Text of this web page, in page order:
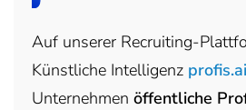
Auf unserer Recruiting-
Künstliche Intelligenz profis.ai
Unternehmen öffentliche